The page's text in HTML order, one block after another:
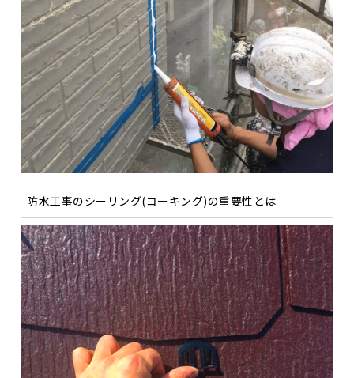
防水工事のシーリング(コーキング)の重要性とは